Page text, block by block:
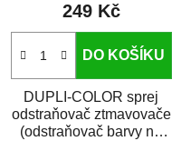
249 Kč
DO KOŠÍKU
DUPLI-COLOR sprej
odstraňovač ztmavovače
(odstraňovač barvy na